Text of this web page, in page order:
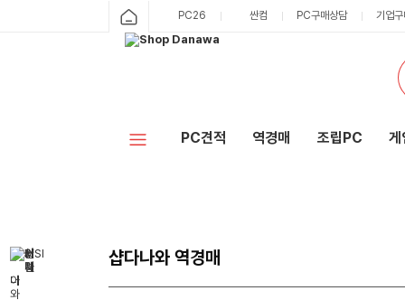
PC26 싼컴 PC구매상담 기업
PC견적 역경매 조립PC 게
샵다나와 역경매